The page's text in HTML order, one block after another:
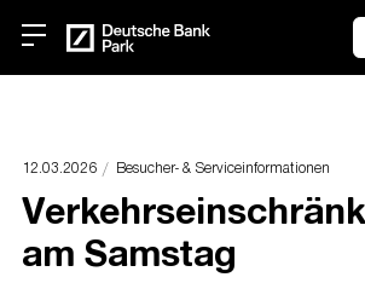
12.03.2026 Besucher- & Serviceinformationen
am Samstag